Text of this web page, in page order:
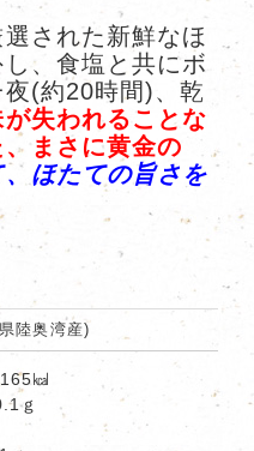
された新鮮なほ
、食塩と共にボ
(約20時間)、乾
失われることな
まさに黄金の
ほたての旨さを
陸奥湾産)
㎉
ｇ